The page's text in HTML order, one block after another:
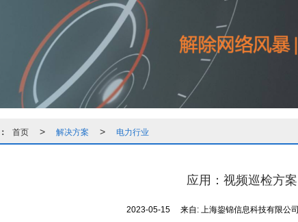
首页 > 解决方案 > 电力行业
应用：视频巡检方案
2023-05-15 来自: 上海鋆锦信息科技有限公司